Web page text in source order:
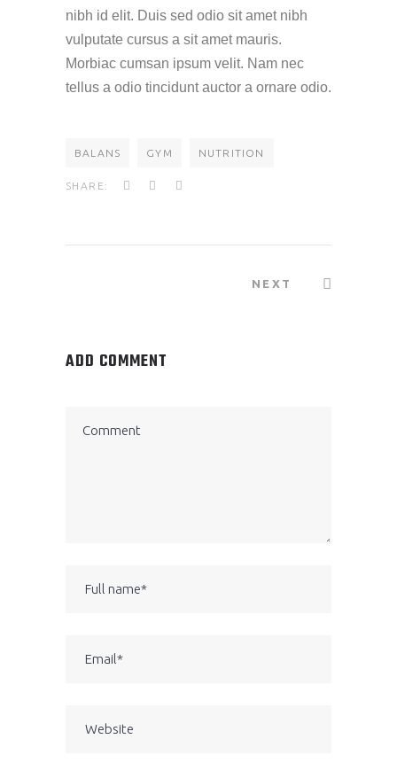
nibh id elit. Duis sed odio sit amet nibh
vulputate cursus a sit amet mauris.
Morbiac cumsan ipsum velit. Nam nec
tellus a odio tincidunt auctor a ornare odio.
BALANS GYM NUTRITION
SHARE:
NEXT
ADD COMMENT